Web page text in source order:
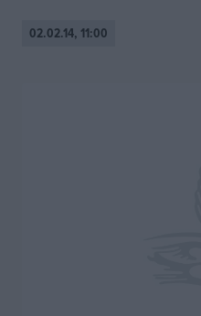
02.02.14, 11:00